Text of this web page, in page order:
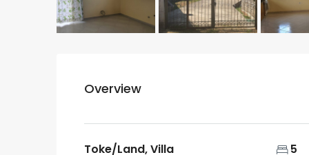
Overview
Toke/Land, Villa 5